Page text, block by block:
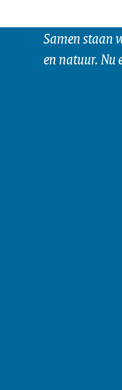
Samen staan
en natuur. Nu